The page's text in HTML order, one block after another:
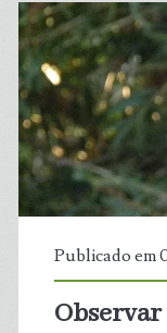
Publicado em